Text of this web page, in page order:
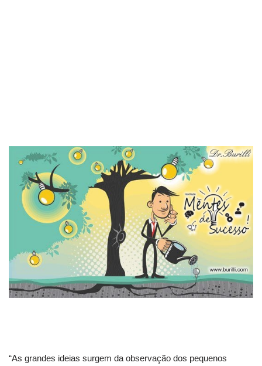
“As grandes ideias surgem da observação dos pequenos